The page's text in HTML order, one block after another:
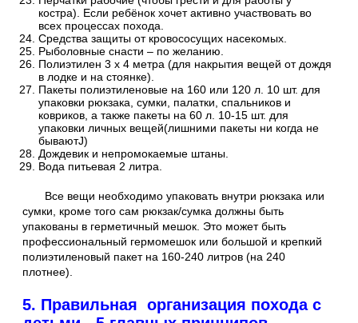
костра). Если ребёнок хочет активно участвовать во
всех процессах похода.
Средства защиты от кровососущих насекомых.
Рыболовные снасти – по желанию.
Полиэтилен 3 х 4 метра (для накрытия вещей от дождя
в лодке и на стоянке).
Пакеты полиэтиленовые на 160 или 120 л. 10 шт. для
упаковки рюкзака, сумки, палатки, спальников и
ковриков, а также пакеты на 60 л. 10-15 шт. для
упаковки личных вещей(лишними пакеты ни когда не
бываютJ)
Дождевик и непромокаемые штаны.
Вода питьевая 2 литра.
Все вещи необходимо упаковать внутри рюкзака или
сумки, кроме того сам рюкзак/сумка должны быть
упакованы в герметичный мешок. Это может быть
профессиональный гермомешок или большой и крепкий
полиэтиленовый пакет на 160-240 литров (на 240
плотнее).
5. Правильная организация похода с